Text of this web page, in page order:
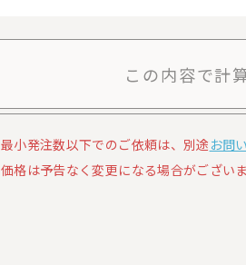
この内容で計
最小発注数以下でのご依頼は、別途 お問
価格は予告なく変更になる場合がござい